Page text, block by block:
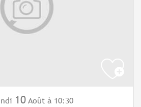
10 Août à 10:30